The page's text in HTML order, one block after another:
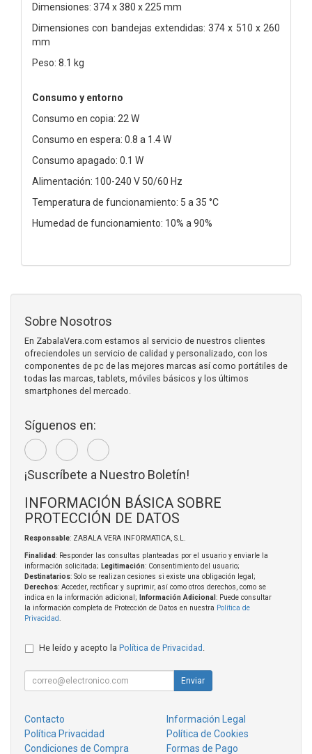
Dimensiones: 374 x 380 x 225 mm
Dimensiones con bandejas extendidas: 374 x 510 x 260
mm
Peso: 8.1 kg
Consumo y entorno
Consumo en copia: 22 W
Consumo en espera: 0.8 a 1.4 W
Consumo apagado: 0.1 W
Alimentación: 100-240 V 50/60 Hz
Temperatura de funcionamiento: 5 a 35 °C
Humedad de funcionamiento: 10% a 90%
Sobre Nosotros
En ZabalaVera.com estamos al servicio de nuestros clientes
ofreciendoles un servicio de calidad y personalizado, con los
componentes de pc de las mejores marcas así como portátiles de
todas las marcas, tablets, móviles básicos y los últimos
smartphones del mercado.
Síguenos en:
¡Suscríbete a Nuestro Boletín!
INFORMACIÓN BÁSICA SOBRE
PROTECCIÓN DE DATOS
Responsable: ZABALA VERA INFORMATICA, S.L.
Finalidad: Responder las consultas planteadas por el usuario y enviarle la
información solicitada; Legitimación: Consentimiento del usuario;
Destinatarios: Solo se realizan cesiones si existe una obligación legal;
Derechos: Acceder, rectificar y suprimir, así como otros derechos, como se
indica en la información adicional;
Información Adicional : Puede consultar
la información completa de Protección de Datos en nuestra Política de
Privacidad
He leído y acepto la Política de Privacidad
Enviar
Contacto
Información Legal
Política Privacidad
Política de Cookies
Condiciones de Compra
Formas de Pago